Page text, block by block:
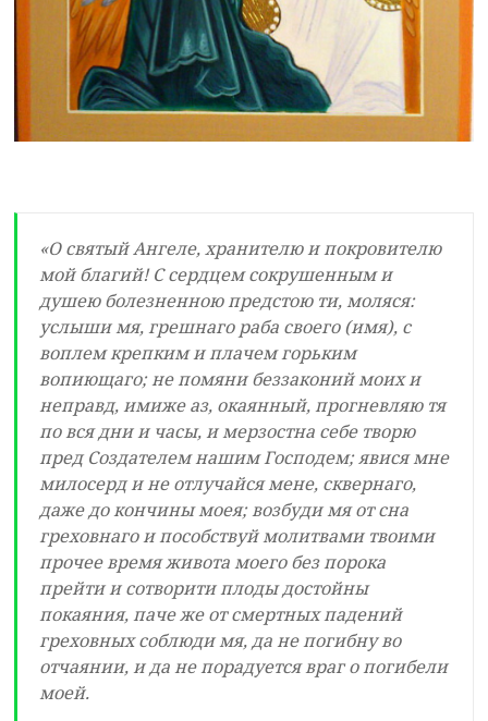
«О святый Ангеле, хранителю и покровителю
мой благий! С сердцем сокрушенным и
душею болезненною предстою ти, моляся:
услыши мя, грешнаго раба своего (имя), с
воплем крепким и плачем горьким
вопиющаго; не помяни беззаконий моих и
неправд, имиже аз, окаянный, прогневляю тя
по вся дни и часы, и мерзостна себе творю
пред Создателем нашим Господем; явися мне
милосерд и не отлучайся мене, сквернаго,
даже до кончины моея; возбуди мя от сна
греховнаго и пособствуй молитвами твоими
прочее время живота моего без порока
прейти и сотворити плоды достойны
покаяния, паче же от смертных падений
греховных соблюди мя, да не погибну во
отчаянии, и да не порадуется враг о погибели
моей.